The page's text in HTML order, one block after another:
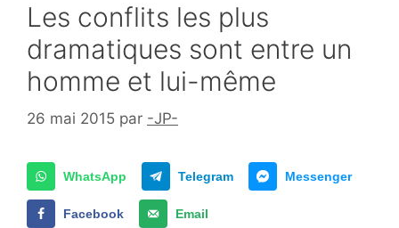
Les conflits les plus
dramatiques sont entre un
homme et lui-même
26 mai 2015 par -JP-
WhatsApp Telegram Messenger
Facebook Email